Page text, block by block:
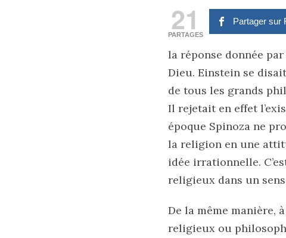
21
PARTAGES
Partager sur
la réponse donnée
Dieu. Einstein se
de tous les grands
Il rejetait en effet
époque Spinoza ne
la religion en une
idée irrationnelle.
religieux dans un
De la même manière,
religieux ou